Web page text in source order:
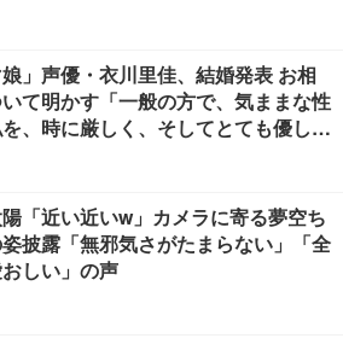
娘」声優・衣川里佳、結婚発表 お相
て明かす「一般の方で、気ままな性
、時に厳しく、そしてとても優し
「近い近いw」カメラに寄る夢空ち
披露「無邪気さがたまらない」「全
しい」の声